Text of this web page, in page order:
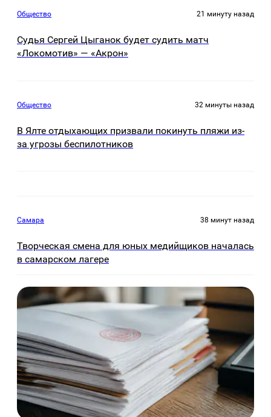
Общество 21 минуту назад
Судья Сергей Цыганок будет судить матч
«Локомотив» — «Акрон»
Общество 32 минуты назад
В Ялте отдыхающих призвали покинуть пляжи из-
за угрозы беспилотников
Самара 38 минут назад
Творческая смена для юных медийщиков началась
в самарском лагере